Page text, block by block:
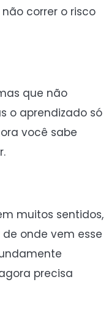
correr o risco
que não
o aprendizado só
você sabe
muitos sentidos,
onde vem esse
precisa